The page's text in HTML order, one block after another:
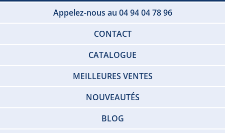
Appelez-nous au 04 94 04 78 96
CONTACT
CATALOGUE
MEILLEURES VENTES
NOUVEAUTÉS
BLOG